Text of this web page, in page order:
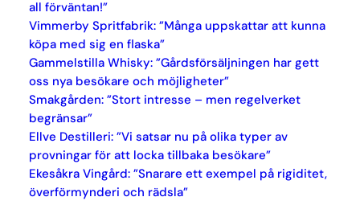
all förväntan!”
Vimmerby Spritfabrik: ”Många uppskattar att kunna
köpa med sig en flaska”
Gammelstilla Whisky: ”Gårdsförsäljningen har gett
oss nya besökare och möjligheter”
Smakgården: ”Stort intresse – men regelverket
begränsar”
Ellve Destilleri: ”Vi satsar nu på olika typer av
provningar för att locka tillbaka besökare”
Ekesåkra Vingård: ”Snarare ett exempel på rigiditet,
överförmynderi och rädsla”